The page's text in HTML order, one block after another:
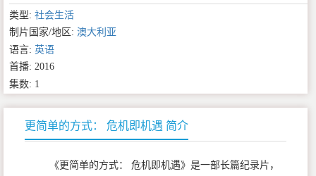
类型: 社会生活
制片国家/地区: 澳大利亚
语言: 英语
首播: 2016
集数: 1
更简单的方式： 危机即机遇 简介
《更简单的方式： 危机即机遇》是一部长篇纪录片，